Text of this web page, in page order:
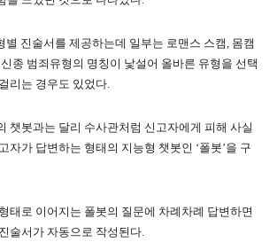
별 진술서를 제공하는데 일부는 로맨스 스캠, 몸캠
종 범죄유형의 명칭이 낯설어 올바른 유형을 선택
리는 경우도 있었다.
챗봇과는 달리 수사관처럼 신고자에게 피해 사실
자가 답변하는 형태의 지능형 챗봇인 ‘폴봇’을 구
태로 이어지는 폴봇의 질문에 차례차례 답변하면
술서가 자동으로 작성된다.